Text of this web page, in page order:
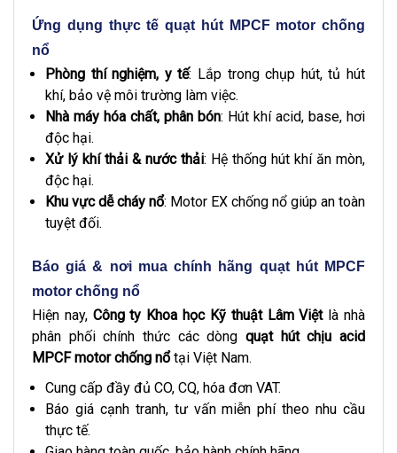
Ứng dụng thực tế quạt hút MPCF motor chống
nổ
Phòng thí nghiệm, y tế: Lắp trong chụp hút, tủ hút
khí, bảo vệ môi trường làm việc.
Nhà máy hóa chất, phân bón: Hút khí acid, base, hơi
độc hại.
Xử lý khí thải & nước thải: Hệ thống hút khí ăn mòn,
độc hại.
Khu vực dễ cháy nổ: Motor EX chống nổ giúp an toàn
tuyệt đối.
Báo giá & nơi mua chính hãng quạt hút MPCF
motor chống nổ
Hiện nay, Công ty Khoa học Kỹ thuật Lâm Việtlà nhà
phân phối chính thức các dòng quạt hút chịu acid
MPCF motor chống nổtại Việt Nam.
Cung cấp đầy đủ CO, CQ, hóa đơn VAT.
Báo giá cạnh tranh, tư vấn miễn phí theo nhu cầu
thực tế.